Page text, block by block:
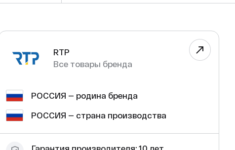
RTP
Все товары бренда
РОССИЯ — родина бренда
РОССИЯ — страна производства